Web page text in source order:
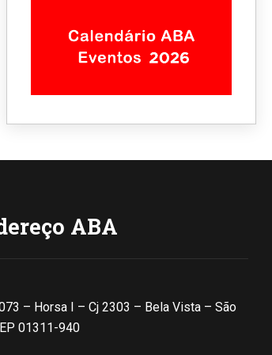
ABA
– Horsa I – Cj 2303 – Bela Vista – São
01311-940